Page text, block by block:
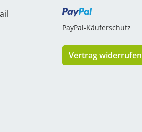
PayPal-Käuferschutz
Vertrag widerrufen